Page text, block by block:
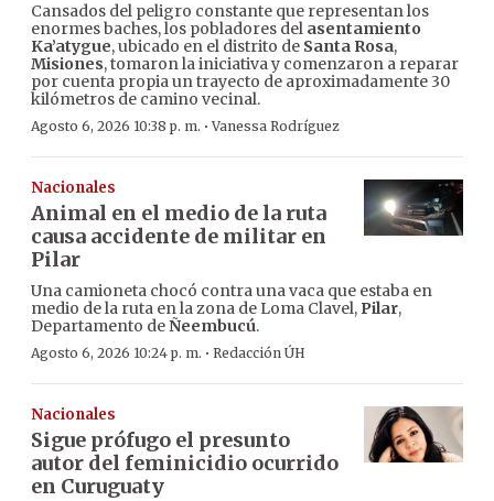
Cansados del peligro constante que representan los
enormes baches, los pobladores del asentamiento
Ka’atygue, ubicado en el distrito de Santa Rosa,
Misiones, tomaron la iniciativa y comenzaron a reparar
por cuenta propia un trayecto de aproximadamente 30
kilómetros de camino vecinal.
Agosto 6, 2026 10:38 p. m. ·Vanessa Rodríguez
Nacionales
Animal en el medio de la ruta
causa accidente de militar en
Pilar
Una camioneta chocó contra una vaca que estaba en
medio de la ruta en la zona de Loma Clavel, Pilar,
Departamento deÑeembucú.
Agosto 6, 2026 10:24 p. m. · Redacción ÚH
Nacionales
Sigue prófugo el presunto
autor del feminicidio ocurrido
en Curuguaty